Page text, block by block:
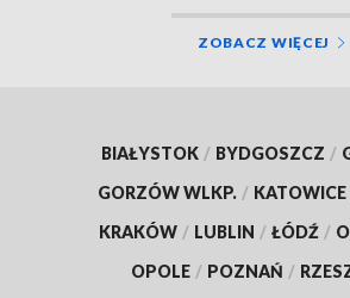
ZOBACZ WIĘCEJ
BIAŁYSTOK / BYDGOSZCZ /
GORZÓW WLKP. / KATOWICE
KRAKÓW / LUBLIN / ŁÓDŹ /
OPOLE / POZNAŃ /